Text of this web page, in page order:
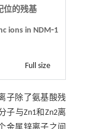
位的残基
ions in NDM⁃1
Full size
子除了氨基酸残
子与Zn1和Zn2离